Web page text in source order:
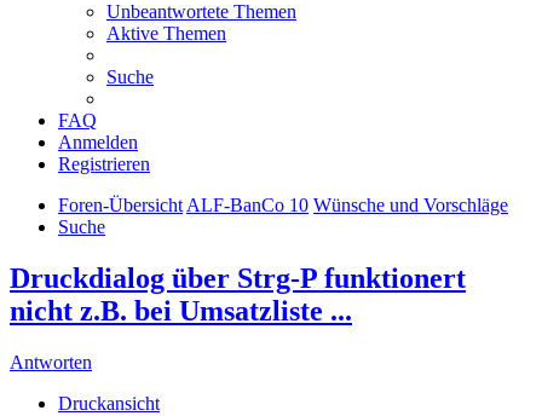
Unbeantwortete Themen
Aktive Themen
Suche
FAQ
Anmelden
Registrieren
Foren-ÜbersichtALF-BanCo 10 Wünsche und Vorschläge
Suche
Druckdialog über Strg-P funktionert
nicht z.B. bei Umsatzliste ...
Antworten
Druckansicht